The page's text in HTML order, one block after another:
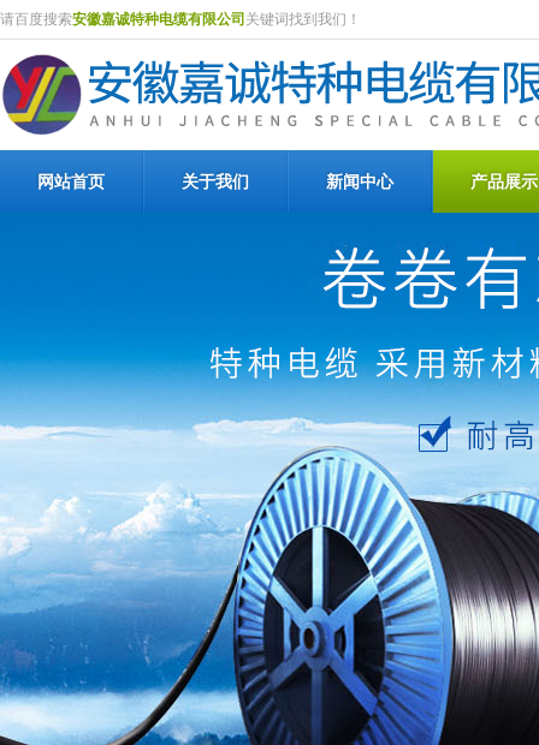
请百度搜索安徽嘉诚特种电缆有限公司 关键词找到我们！
网站首页 关于我们 新闻中心 产品展示